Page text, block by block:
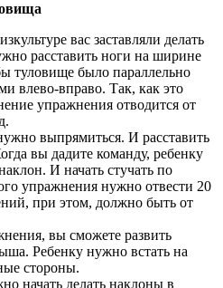
вас заставляли делать
расставить ноги на ширине
туловище было параллельно
влево-вправо. Так, как это
упражнения отводится от
выпрямиться. И расставить
вы дадите команду, ребенку
И начать стучать по
упражнения нужно отвести 20
при этом, должно быть от
вы сможете развить
Ребенку нужно встать на
стороны.
начать делать наклоны в